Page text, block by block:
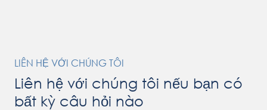
LIÊN HỆ VỚI CHÚNG TÔI
Liên hệ với chúng tôi nếu bạn có
bất kỳ câu hỏi nào